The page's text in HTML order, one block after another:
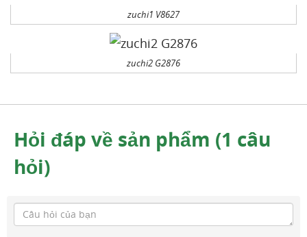
zuchi1 V8627
zuchi2 G2876
Hỏi đáp về sản phẩm (1 câu
hỏi)